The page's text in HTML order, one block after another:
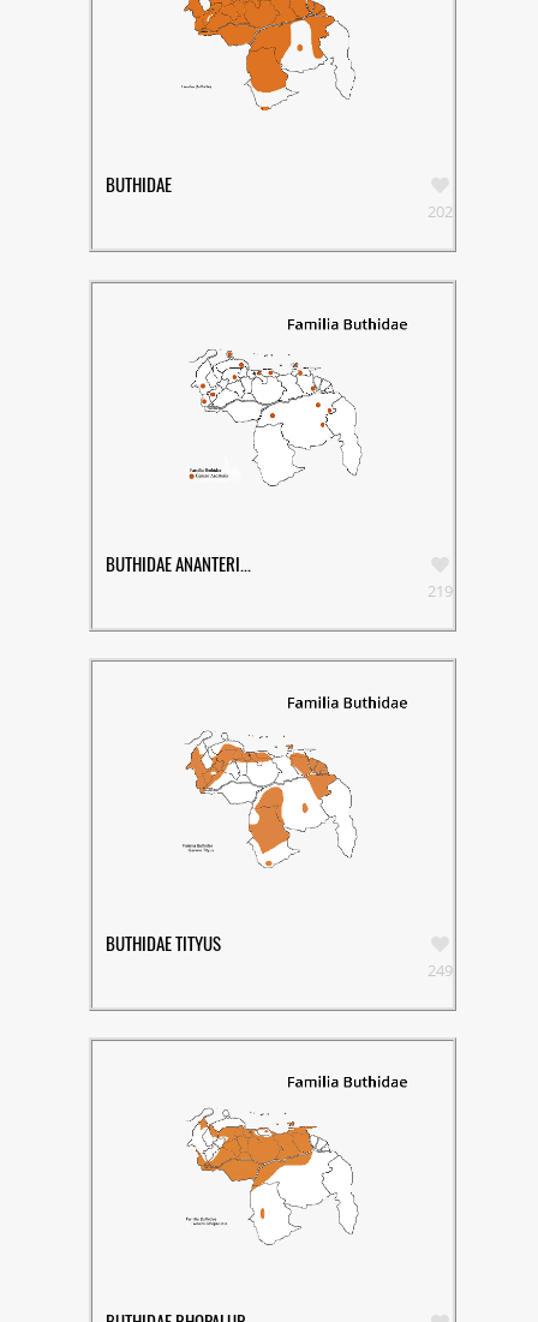
Vitae Academia Biomédica
Digital
Proyecto ECHO-UCV
SanaSana, Salud para todos
Serpientes de Venezuela
REDES SOCIALES
BUTHIDAE
202
BUTHIDAE ANANTERI...
219
BUTHIDAE TITYUS
249